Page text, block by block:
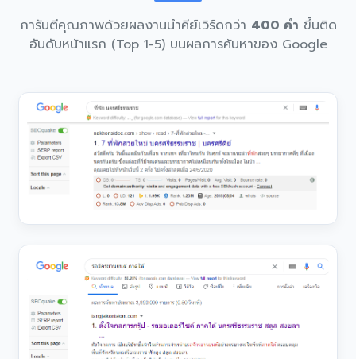
การันตีคุณภาพด้วยผลงานนำคีย์เวิร์ดกว่า 400 คำ ขึ้นติด
อันดับหน้าแรก (Top 1-5) บนผลการค้นหาของ Google